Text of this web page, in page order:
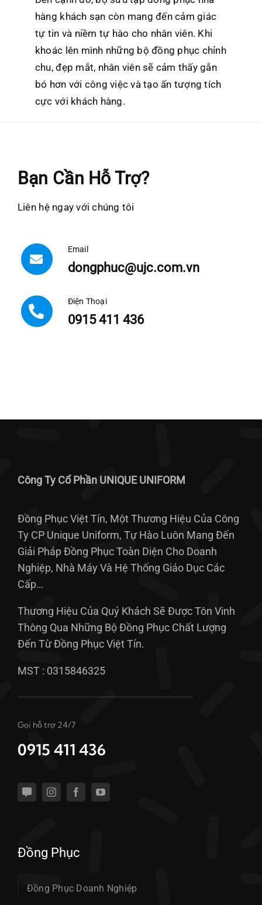
hàng khách sạn còn mang đến cảm giác
tự tin và niềm tự hào cho nhân viên. Khi
khoác lên mình những bộ đồng phục chỉnh
chu, đẹp mắt, nhân viên sẽ cảm thấy gắn
bó hơn với công việc và tạo ấn tượng tích
cực với khách hàng.
Bạn Cần Hỗ Trợ?
Liên hệ ngay với chúng tôi
Email
dongphuc@ujc.com.vn
Điện Thoại
0915 411 436
Công Ty Cổ Phần UNIQUE UNIFORM
Đồng Phục Việt Tín, Một Thương Hiệu Của Công
Ty CP Unique Uniform, Tự Hào Luôn Mang Đến
Giải Pháp Đồng Phục Toàn Diện Cho Doanh
Nghiệp, Nhà Máy Và Hệ Thống Giáo Dục Các
Cấp…
Thương Hiệu Của Quý Khách Sẽ Được Tôn Vinh
Thông Qua Những Bộ Đồng Phục Chất Lượng
Đến Từ Đồng Phục Việt Tín.
MST : 0315846325
Gọi hỗ trợ 24/7
0915 411 436
Đồng Phục
Đồng Phục Doanh Nghiệp